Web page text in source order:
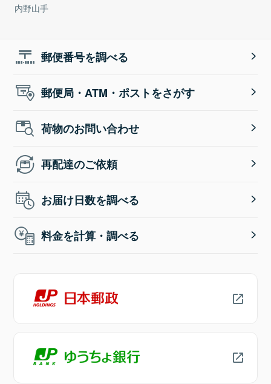
内野山手
郵便番号を調べる
郵便局・ATM・ポストをさがす
荷物のお問い合わせ
再配達のご依頼
お届け日数を調べる
料金を計算・調べる